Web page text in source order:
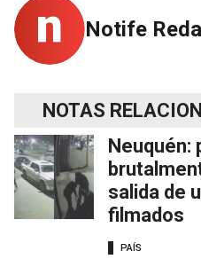
Notife
NOTAS
Neuquén:
salida de
filmados
PAÍS